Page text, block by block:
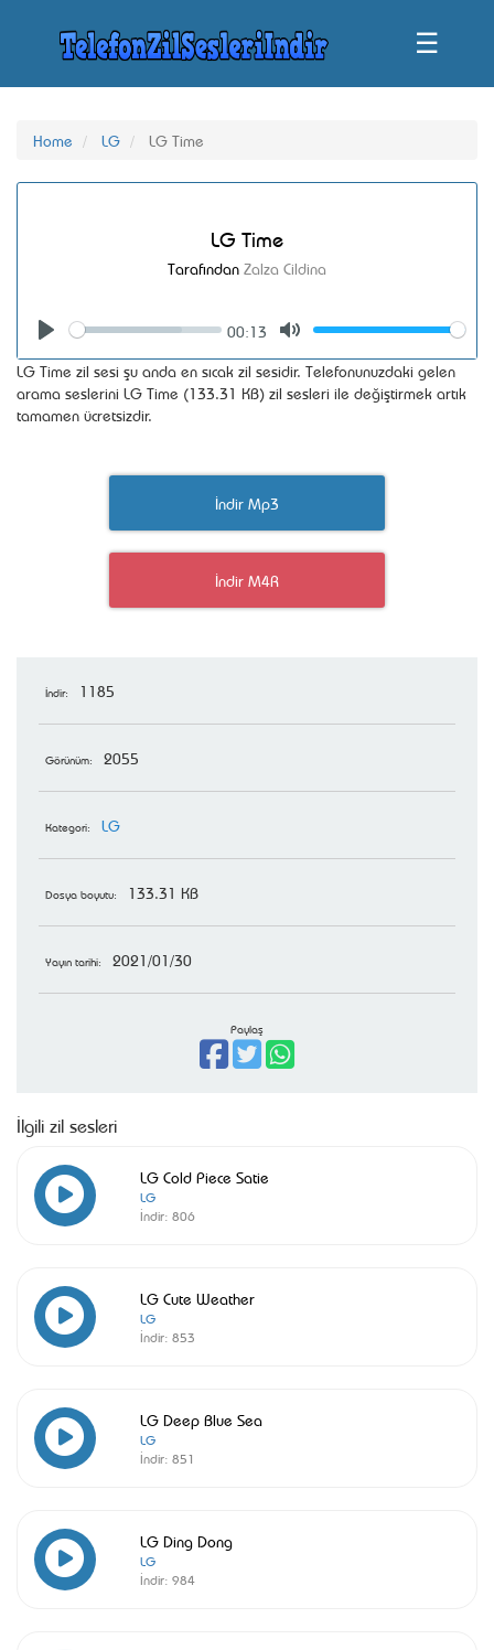
☰
Home LG LG Time
LG Time
Tarafından Zalza Cildina
Seek
00:13
Volume
LG Time zil sesi şu anda en sıcak zil sesidir. Telefonunuzdaki gelen
arama seslerini LG Time (133.31 KB) zil sesleri ile değiştirmek artık
tamamen ücretsizdir.
İndir Mp3
İndir M4R
İndir: 1185
Görünüm: 2055
Kategori: LG
Dosya boyutu: 133.31 KB
Yayın tarihi: 2021/01/30
Paylaş
İlgili zil sesleri
LG Cold Piece Satie
LG
İndir: 806
LG Cute Weather
LG
İndir: 853
LG Deep Blue Sea
LG
İndir: 851
LG Ding Dong
LG
İndir: 984